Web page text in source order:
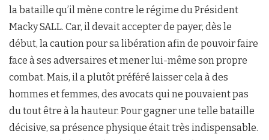
la bataille qu’il mène contre le régime du Président
Macky SALL. Car, il devait accepter de payer, dès le
début, la caution pour sa libération afin de pouvoir faire
face à ses adversaires et mener lui-même son propre
combat. Mais, il a plutôt préféré laisser cela à des
hommes et femmes, des avocats qui ne pouvaient pas
du tout être à la hauteur. Pour gagner une telle bataille
décisive, sa présence physique était très indispensable.